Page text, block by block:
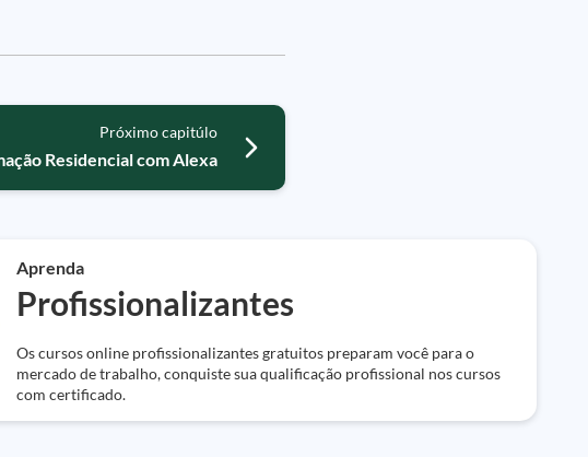
Próximo capitúlo
Residencial com Alexa
Aprenda
Profissionalizantes
Os cursos online profissionalizantes gratuitos preparam você para o
mercado de trabalho, conquiste sua qualificação profissional nos cursos
com certificado.